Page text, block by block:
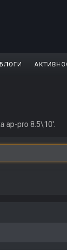
БЛОГИ
ap-pro 8.5\10'.